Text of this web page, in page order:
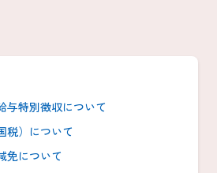
与特別徴収について
税）について
免について